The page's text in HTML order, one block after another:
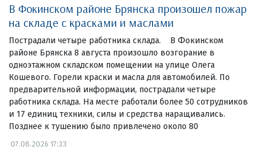
В Фокинском районе Брянска произошел пожар
на складе с красками и маслами
Пострадали четыре работника склада. В Фокинском
районе Брянска 8 августа произошло возгорание в
одноэтажном складском помещении на улице Олега
Кошевого. Горели краски и масла для автомобилей. По
предварительной информации, пострадали четыре
работника склада. На месте работали более 50 сотрудников
и 17 единиц техники, силы и средства наращивались.
Позднее к тушению было привлечено около 80
07.08.2026 17:33